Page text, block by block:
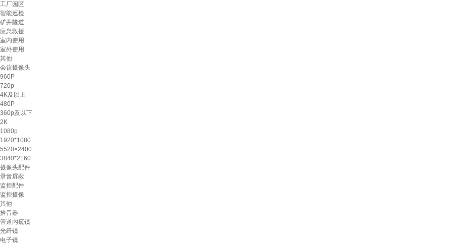
工厂园区
智能巡检
矿井隧道
应急救援
室内使用
室外使用
其他
会议摄像头
960P
720p
4K及以上
480P
360p及以下
2K
1080p
1920*1080
5520×2400
3840*2160
摄像头配件
录音屏蔽
监控配件
监控摄像
其他
拾音器
管道内窥镜
光纤镜
电子镜